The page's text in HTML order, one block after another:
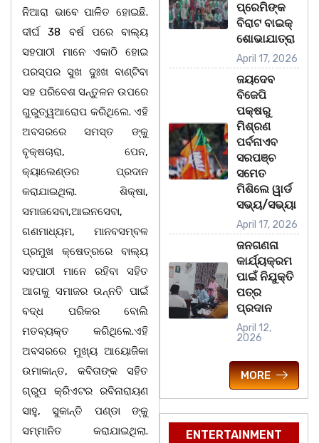
ନିଆରା ଭାବେ ପାଳିତ ହୋଇଛି.
ଦୀର୍ଘ 38 ବର୍ଷ ପରେ ବାଲ୍ୟ
ସହପାଠୀ ମାନେ ଏକାଠି ହୋଇ
ପରସ୍ପର ସୁଖ ଦୁଃଖ ବାଣ୍ଟିବା
ସହ ପରିବେଶ ସନ୍ତୁଳନ ଉପରେ
ଗୁରୁତ୍ୱଆରୋପ କରିଥିଲେ. ଏହି
ଅବସରରେ ସମସ୍ତ ଙ୍କୁ
ବୃକ୍ଷଚାରା, ପେନ,
କ୍ୟାଲେଣ୍ଡର ପ୍ରଦାନ
କରାଯାଇଥିଲା. ଶିକ୍ଷା,
ସମାଜସେବା,ଆଇନସେବା,
ଗଣମାଧ୍ୟମ, ମାନବସମ୍ବଳ
ପ୍ରମୁଖ କ୍ଷେତ୍ରରେ ବାଲ୍ୟ
ସହପାଠୀ ମାନେ ରହିବା ସହିତ
ଆଗକୁ ସମାଜର ଉନ୍ନତି ପାଇଁ
ବଦ୍ଧ ପରିକର ବୋଲି
ମତବ୍ୟକ୍ତ କରିଥିଲେ.ଏହି
ଅବସରରେ ମୁଖ୍ୟ ଆୟୋଜିକା
ଉମାକାନ୍ତ, କବିତାଙ୍କ ସହିତ
ଗ୍ରୁପ କ୍ରିଏଟର ରବିନାରାୟଣ
ସାହୁ, ସୁକାନ୍ତି ପଣ୍ଡା ଙ୍କୁ
ସମ୍ମାନିତ କରାଯାଇଥିଲା.
ପ୍ରେମିଙ୍କ
ବିରାଟ ବାଇକ୍
ଶୋଭାଯାତ୍ରା
April 17, 2026
ଜୟଦେବ
ବିଜେପି
ପକ୍ଷରୁ
ମିଶ୍ରଣ
ପର୍ବନାଏବ
ସରପଞ୍ଚ
ସମେତ
ମିଶିଲେ ୱାର୍ଡ
ସଭ୍ୟ/ସଭ୍ୟା
April 17, 2026
ଜନଗଣନା
କାର୍ଯ୍ୟକ୍ରମ
ପାଇଁ ନିଯୁକ୍ତି
ପତ୍ର
ପ୍ରଦାନ
April 12,
2026
MORE
ENTERTAINMENT